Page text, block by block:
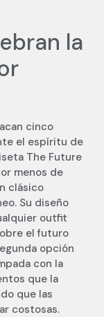
la
cinco
el espíritu de
The Future
menos de
clásico
Su diseño
outfit
el futuro
opción
con la
que la
que las
costosas.